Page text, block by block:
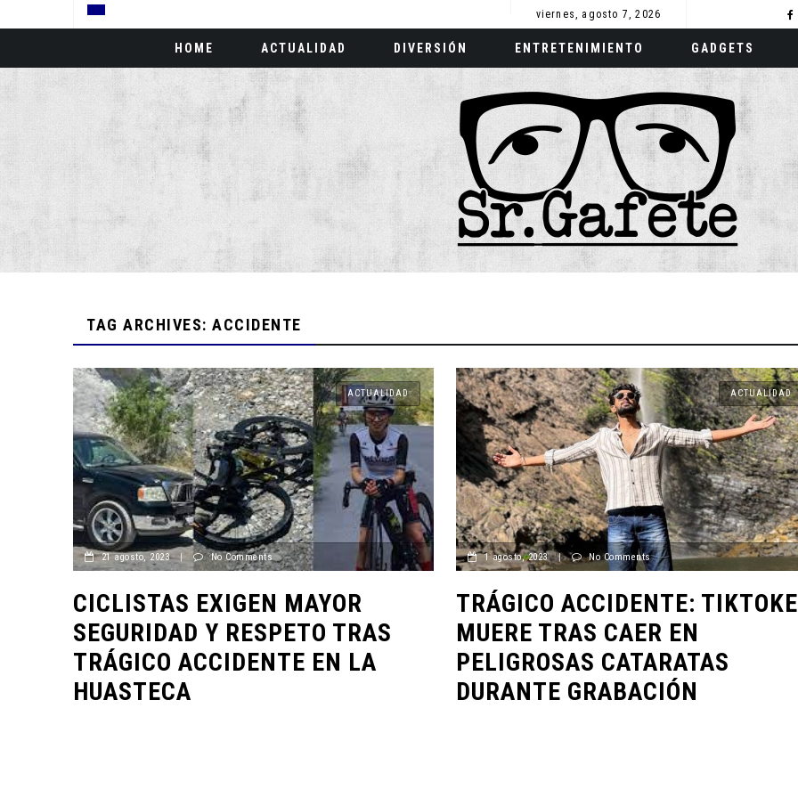
viernes, agosto 7, 2026
HOME ACTUALIDAD DIVERSIÓN ENTRETENIMIENTO GADGETS
TAG ARCHIVES: ACCIDENTE
ACTUALIDAD
21 agosto, 2023 | No Comments
CICLISTAS EXIGEN MAYOR
SEGURIDAD Y RESPETO TRAS
TRÁGICO ACCIDENTE EN LA
HUASTECA
ACTUALIDAD
1 agosto, 2023 | No Comments
TRÁGICO ACCIDENTE:
MUERE TRAS CAER EN
PELIGROSAS CATARATAS
DURANTE GRABACIÓN